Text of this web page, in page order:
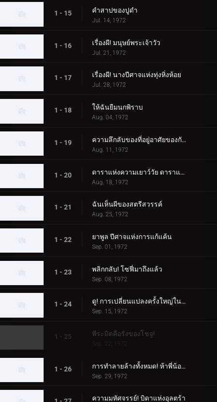
1 - 15 คำสาปของปูดำ
Jul. 14, 1972
1 - 16 เรื่องผี! มนุษย์พระเจ้าวัว
Jul. 21, 1972
1 - 17 เรื่องผี! นางปีศาจแห่งทุ่งหิ่งห้อย
Jul. 28, 1972
1 - 18 ให้ฉันยืมนกพิราบ
Aug. 04, 1972
1 - 19 ความลึกลับของที่อยู่อาศัยของกัปปะ
Aug. 11, 1972
1 - 20 ดาราแห่งความเยาว์วัย ดาราแห่งคู่รัก
Aug. 18, 1972
1 - 21 ฉันเห็นผีของสตรีสวรรค์
Aug. 25, 1972
1 - 22 ยาพูล ปีศาจแห่งการแก้แค้น
Sep. 01, 1972
1 - 23 พลิกกลับ! โซฟี่มาถึงแล้ว
Sep. 08, 1972
1 - 24 ดู! การเปลี่ยนแปลงครั้งใหญ่ในตอนกลางคืน
Sep. 15, 1972
1 - 25 พีระมิดคือรังของโชจู!
Sep. 22, 1972
1 - 26 การทำลายล้างทั้งหมด! ห้าพี่น้องอุลตร้า
Sep. 29, 1972
ความมหัศจรรย์! บิดาแห่งอุลตร้า